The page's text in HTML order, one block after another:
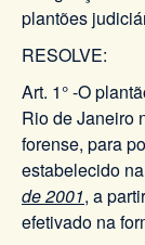
plantões
RESOLVE:
Art. 1° -O
Rio de Janeiro
forense, para
estabelecido na
de 2001, a
efetivado na